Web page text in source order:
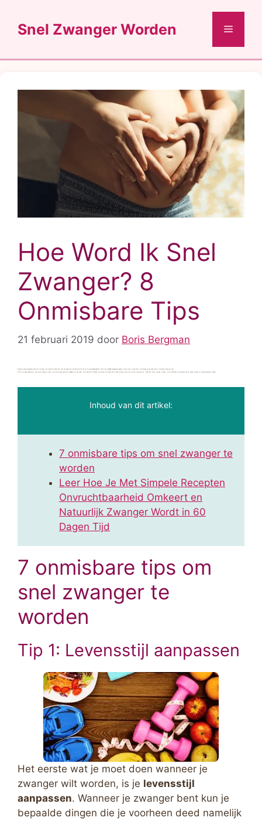
naarSnel Zwanger Worden Menu
Hoe Word Ik Snel
Zwanger? 8
Onmisbare Tips
21 februari 2019 door Boris Bergman
Inhoud van dit artikel:
7 onmisbare tips om snel zwanger te
worden
Leer Hoe Je Met Simpele Recepten
Onvruchtbaarheid Omkeert en
Natuurlijk Zwanger Wordt in 60
Dagen Tijd
7 onmisbare tips om
snel zwanger te
worden
Tip 1: Levensstijl aanpassen
Het eerste wat je moet doen wanneer je
zwanger wilt worden, is je levensstijl
aanpassen. Wanneer je zwanger bent kun je
bepaalde dingen die je voorheen deed namelijk